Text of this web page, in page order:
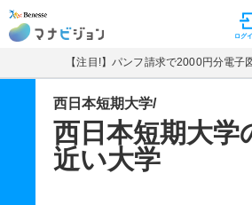
マナビジョン ログ
【注目!】パンフ請求で2000円分電子
西日本短期大学/
西日本短期大学
近い大学